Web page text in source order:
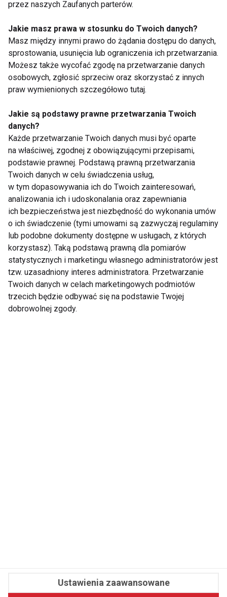
Nie Łam się – weź
Tanecznym
Rytm ciała, Rytm
Pokaż więcej
Nie przegap nowości ze
świata FIT!
Zapisz się do naszego newslettera
Wyrażam zgodę na otrzymywanie informacji
handlowej drogą elektroniczną na podany adres e-mail
Fit.pl © 2026 Wszystkie prawa zastrzeżone.
Pawelec.info
przez naszych Zaufanych parterów.
Jakie masz prawa w stosunku do Twoich danych?
Masz między innymi prawo do żądania dostępu do danych,
sprostowania, usunięcia lub ograniczenia ich przetwarzania.
Możesz także wycofać zgodę na przetwarzanie danych
osobowych, zgłosić sprzeciw oraz skorzystać z innych
praw wymienionych szczegółowo tutaj.
Jakie są podstawy prawne przetwarzania Twoich
danych?
Każde przetwarzanie Twoich danych musi być oparte
na właściwej, zgodnej z obowiązującymi przepisami,
podstawie prawnej. Podstawą prawną przetwarzania
Twoich danych w celu świadczenia usług,
w tym dopasowywania ich do Twoich zainteresowań,
analizowania ich i udoskonalania oraz zapewniania
ich bezpieczeństwa jest niezbędność do wykonania umów
o ich świadczenie (tymi umowami są zazwyczaj regulaminy
lub podobne dokumenty dostępne w usługach, z których
korzystasz). Taką podstawą prawną dla pomiarów
statystycznych i marketingu własnego administratorów jest
tzw. uzasadniony interes administratora. Przetwarzanie
Twoich danych w celach marketingowych podmiotów
trzecich będzie odbywać się na podstawie Twojej
dobrowolnej zgody.
Ustawienia zaawansowane